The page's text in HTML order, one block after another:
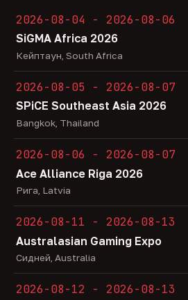
2026-08-04 - 2026-08-06
SiGMA Africa 2026
Кейптаун, South Africa
2026-08-05 - 2026-08-07
SPiCE Southeast Asia 2026
Bangkok, Thailand
2026-08-06 - 2026-08-07
Ace Alliance Riga 2026
Рига, Latvia
2026-08-11 - 2026-08-13
Australasian Gaming Expo
Сидней, Australia
2026-08-12 - 2026-08-13